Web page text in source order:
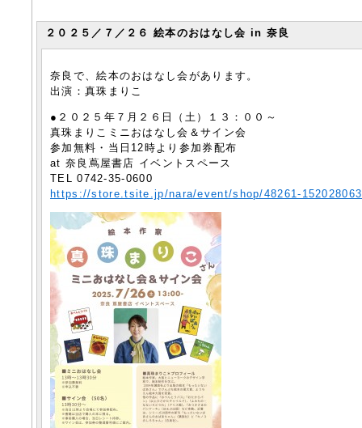
２０２５／７／２６ 絵本のおはなし会 in 奈良
奈良で、絵本のおはなし会があります。
出演：真珠まりこ
●２０２５年７月２６日（土）１３：００～
真珠まりこミニおはなし会＆サイン会
参加無料・当日12時より参加券配布
at 奈良蔦屋書店 イベントスペース
TEL 0742-35-0600
https://store.tsite.jp/nara/event/shop/48261-